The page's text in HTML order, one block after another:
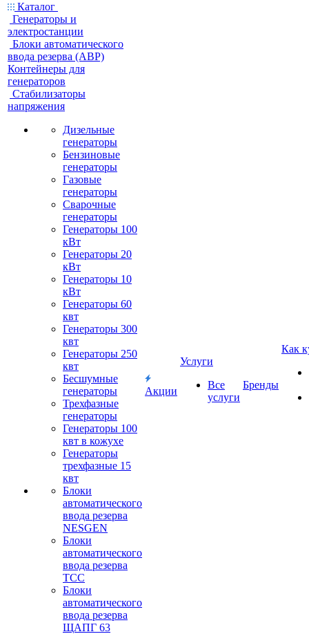
Каталог
Генераторы и
электростанции
Блоки автоматического
ввода резерва (АВР)
Контейнеры для
генераторов
Стабилизаторы
напряжения
Дизельные
генераторы
Бензиновые
генераторы
Газовые
генераторы
Сварочные
генераторы
Генераторы 100
кВт
Генераторы 20
кВт
Генераторы 10
кВт
Генераторы 60
квт
Генераторы 300
квт
Генераторы 250
квт
Бесшумные
генераторы
Трехфазные
генераторы
Генераторы 100
квт в кожухе
Генераторы
трехфазные 15
квт
Блоки
автоматического
ввода резерва
NESGEN
Блоки
автоматического
ввода резерва
ТСС
Блоки
автоматического
ввода резерва
ЩАПГ 63
Акции
Услуги
Все
услуги
Бренды
Как